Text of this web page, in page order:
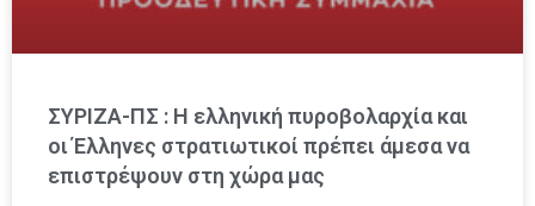
ΣΥΡΙΖΑ-ΠΣ : Η ελληνική πυροβολαρχία και
οι Έλληνες στρατιωτικοί πρέπει άμεσα να
επιστρέψουν στη χώρα μας